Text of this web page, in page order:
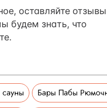
оставляйте
будем знать, что
сауны Бары Пабы